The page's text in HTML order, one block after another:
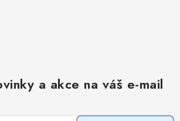
a akce na váš e-mail